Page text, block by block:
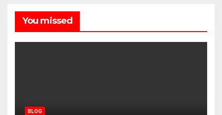
You missed
BLOG